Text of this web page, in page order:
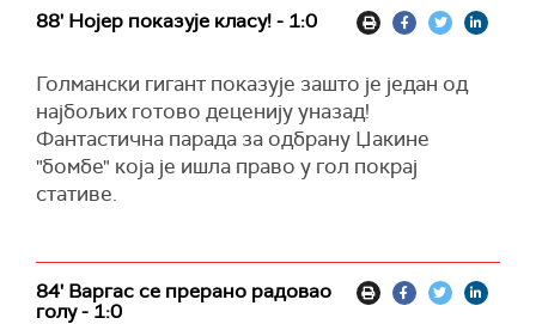
88' Нојер показује класу! - 1:0
Голмански гигант показује зашто је један од
најбољих готово деценију уназад!
Фантастична парада за одбрану Џакине
"бомбе" која је ишла право у гол покрај
стативе.
84' Варгас се прерано радовао
голу - 1:0